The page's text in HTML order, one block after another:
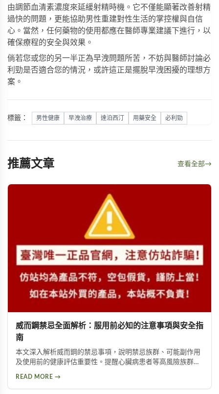
由調節血清素濃度來延緩射精時機。它不僅能顯著改善射精
過快的問題，更能協助男性重建對性生活的掌控權與自信
心。當然，任何藥物的使用都應在醫師專業建議下進行，以
確保療程的安全與效果。
倘若您或您的另一半正為早洩問題所苦，不妨與醫師討論必
利勁是否適合您的情況，或許這正是擺脫早洩困擾的理想方
案。
標籤： 男性健康 早洩治療 達泊西汀 用藥安全 必利勁
推薦文章 查看全部→
威而鋼禁忌全面解析：服用前必知的注意事項與安全指
南
本文深入解析威而鋼的禁忌事項，說明禁忌族群、可能副作用
及使用前的健康評估重要性。提醒心臟病患者等高風險族群應
READ MORE →